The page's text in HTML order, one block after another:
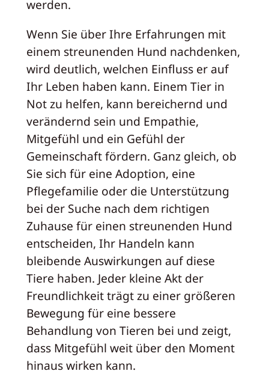
werden.
Wenn Sie über Ihre Erfahrungen mit
einem streunenden Hund nachdenken,
wird deutlich, welchen Einfluss er auf
Ihr Leben haben kann. Einem Tier in
Not zu helfen, kann bereichernd und
verändernd sein und Empathie,
Mitgefühl und ein Gefühl der
Gemeinschaft fördern. Ganz gleich, ob
Sie sich für eine Adoption, eine
Pflegefamilie oder die Unterstützung
bei der Suche nach dem richtigen
Zuhause für einen streunenden Hund
entscheiden, Ihr Handeln kann
bleibende Auswirkungen auf diese
Tiere haben. Jeder kleine Akt der
Freundlichkeit trägt zu einer größeren
Bewegung für eine bessere
Behandlung von Tieren bei und zeigt,
dass Mitgefühl weit über den Moment
hinaus wirken kann.